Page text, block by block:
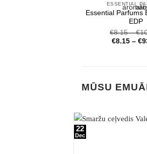
ESSENTIAL
Essential Parfums
EDP
€8.15–€
€8.15 –€
MŪSU
22
Dec